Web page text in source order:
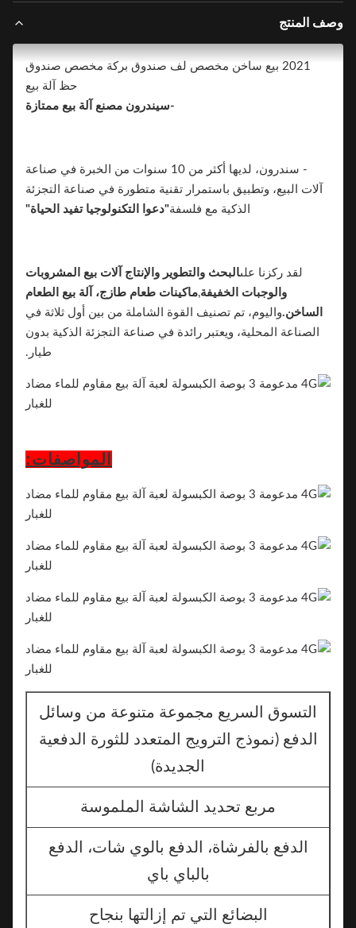
المنتج
2021 بيع ساخن مخصص لف صندوق بركة مخصص صندوق
حظ آلة بيع
-سيندرون مصنع آلة بيع ممتازة
- سندرون، لديها أكثر من 10 سنوات من الخبرة في صناعة
آلات البيع، وتطبيق باستمرار تقنية متطورة في صناعة التجزئة
الذكية مع فلسفة"دعوا التكنولوجيا تفيد الحياة"
لقد ركزنا على البحث والتطوير والإنتاج
آلات بيع المشروبات
والوجبات الخفيفة,ماكينات طعام طازج، آلة بيع الطعام
الساخن.واليوم، تم تصنيف القوة الشاملة من بين أول ثلاثة في
الصناعة المحلية، ويعتبر رائدة في صناعة التجزئة الذكية بدون
المواصفات:
التسوق السريع مجموعة متنوعة من وسائل
الدفع (نموذج الترويج المتعدد للثورة الدفعية
الجديدة)
مربع تحديد الشاشة الملموسة
الدفع بالفرشاة، الدفع بالوي شات، الدفع
بالباي باي
البضائع التي تم إزالتها بنجاح